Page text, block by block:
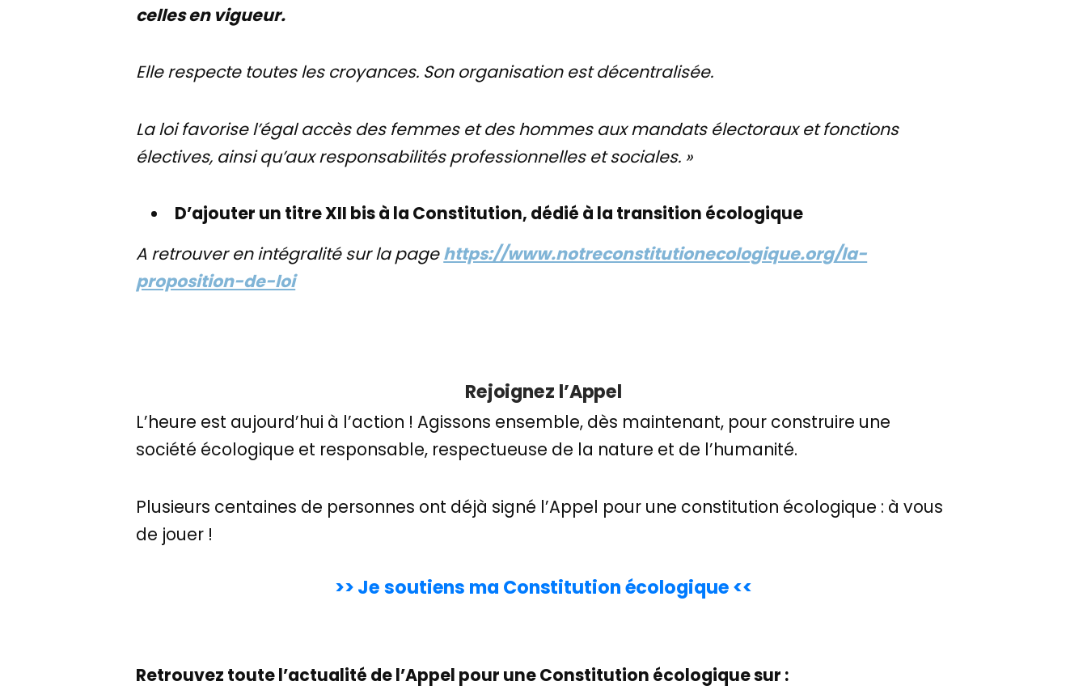
celles en vigueur.
Elle respecte toutes les croyances. Son organisation est décentralisée.
La loi favorise l’égal accès des femmes et des hommes aux mandats électoraux et fonctions
électives, ainsi qu’aux responsabilités professionnelles et sociales. »
D’ajouter un titre XII bis à la Constitution, dédié à la transition écologique
A retrouver en intégralité sur la pagehttps://www.notreconstitutionecologique.org/la-
proposition-de-loi
Rejoignez l’Appel
L’heure est aujourd’hui à l’action !Agissons ensemble, dès maintenant, pour construire une
société écologique et responsable, respectueuse de la nature et de l’humanité.
Plusieurs centaines de personnes ont déjà signé l’Appel pour une constitution écologique : à vous
de jouer !
>> Je soutiens ma Constitution écologique <<
Retrouvez toute l’actualité de l’Appel pour une Constitution écologique sur :